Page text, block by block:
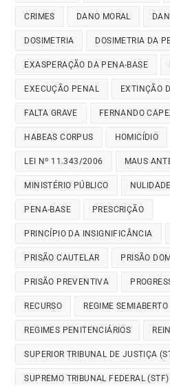
CRIMES DANO MORAL
DOSIMETRIA DOSIMETRIA DA
EXASPERAÇÃO DA PENA-BASE
EXECUÇÃO PENAL EXTINÇÃO
FALTA GRAVE FERNANDO
HABEAS CORPUS HOMICÍDIO
LEI Nº 11.343/2006 MAUS
MINISTÉRIO PÚBLICO NULIDADE
PENA-BASE PRESCRIÇÃO
PRINCÍPIO DA INSIGNIFICÂNCIA
PRISÃO CAUTELAR PRISÃO
PRISÃO PREVENTIVA
RECURSO REGIME SEMIABERTO
REGIMES PENITENCIÁRIOS
SUPERIOR TRIBUNAL DE JUSTIÇA
SUPREMO TRIBUNAL FEDERAL (STF)